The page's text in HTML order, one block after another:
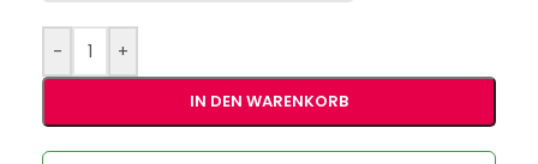
- +
IN DEN WARENKORB